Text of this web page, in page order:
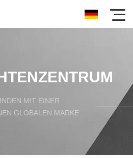
MIT EINER
GLOBALEN MARKE